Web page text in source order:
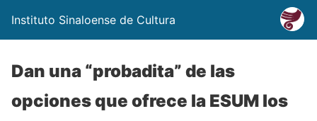
Instituto Sinaloense de Cultura
Dan una “probadita” de las
opciones que ofrece la ESUM los